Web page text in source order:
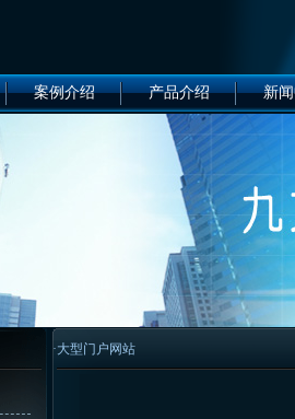
案例介绍 产品介绍 新
·大型门户网站